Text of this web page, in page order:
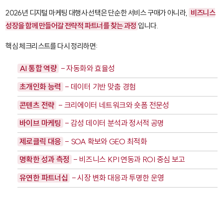
2026년 디지털 마케팅 대행사 선택은 단순한 서비스 구매가 아니라, 비즈니스
성장을 함께 만들어갈 전략적 파트너를 찾는 과정 입니다.
핵심 체크리스트를 다시 정리하면:
AI 통합 역량 - 자동화와 효율성
초개인화 능력 - 데이터 기반 맞춤 경험
콘텐츠 전략 - 크리에이터 네트워크와 숏폼 전문성
바이브 마케팅 - 감성 데이터 분석과 정서적 공명
제로클릭 대응 - SOA 확보와 GEO 최적화
명확한 성과 측정 - 비즈니스 KPI 연동과 ROI 중심 보고
유연한 파트너십 - 시장 변화 대응과 투명한 운영